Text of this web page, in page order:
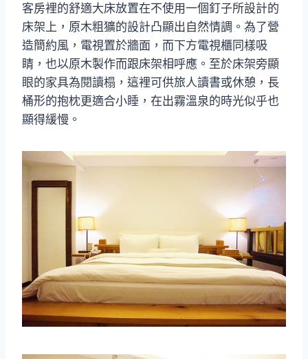
客房裡的舒適大床放置在不使用一個釘子所設計的
床架上，原木粗獷的設計凸顯出自然情調。為了營
造簡約風，電視置於牆面，而下方電視櫃同樣吸
睛，也以原木製作而跟床架相呼應。至於床架旁顯
眼的家具為閱讀榻，這裡可供旅人讀書或休憩，長
桶形的抱枕更適合小睡，在出霧溫泉的時光似乎也
顯得緩慢。